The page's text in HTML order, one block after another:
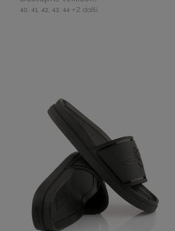
40 41 42 43 44 +2 další